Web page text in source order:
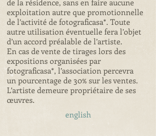
de la résidence, sans en faire aucune
exploitation autre que promotionnelle
de l’activité de fotograficasa*. Toute
autre utilisation éventuelle fera l’objet
d’un accord préalable de l’artiste.
En cas de vente de tirages lors des
expositions organisées par
fotograficasa*, l’association percevra
un pourcentage de 30% sur les ventes.
L’artiste demeure propriétaire de ses
œuvres.
english